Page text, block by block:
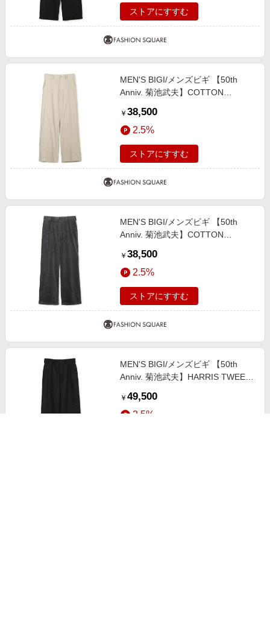
ストアにすすむ
MEN'S BIGI/メンズビギ 【50th
Anniv. 菊池武夫】COTTON
ワイト ２
￥ 38,500
2.5%
ストアにすすむ
MEN'S BIGI/メンズビギ 【50th
Anniv. 菊池武夫】COTTON
１
￥ 38,500
2.5%
ストアにすすむ
MEN'S BIGI/メンズビギ 【50th
Anniv. 菊池武夫】HARRIS TWEED
￥ 49,500
2.5%